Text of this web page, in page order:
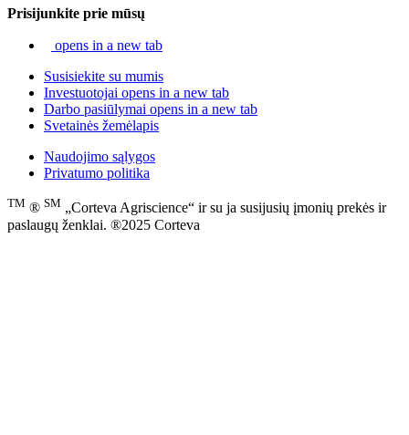
Prisijunkite prie mūsų
opens in a new tab
Susisiekite su mumis
Investuotojai opens in a new tab
Darbo pasiūlymai opens in a new tab
Svetainės žemėlapis
Naudojimo sąlygos
Privatumo politika
TM ® SM „Corteva Agriscience“ ir su ja susijusių įmonių prekės ir
paslaugų ženklai. ®2025 Corteva